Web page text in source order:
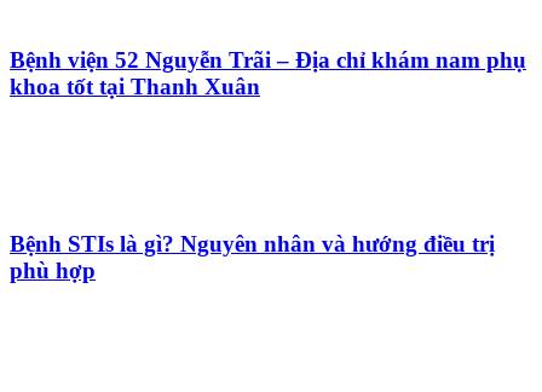
Bệnh viện 52 Nguyễn Trãi – Địa chỉ khám nam phụ
khoa tốt tại Thanh Xuân
Bệnh STIs là gì? Nguyên nhân và hướng điều trị
phù hợp